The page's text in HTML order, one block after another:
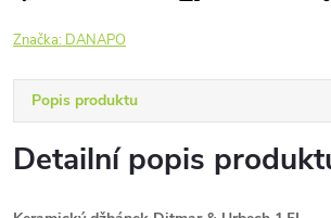
Značka: DANAPO
Popis produktu
Detailní popis